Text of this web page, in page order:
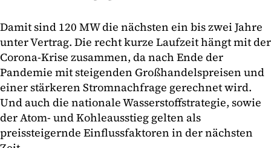
Damit sind 120 MW die nächsten ein bis zwei Jahre
unter Vertrag. Die recht kurze Laufzeit hängt mit der
Corona-Krise zusammen, da nach Ende der
Pandemie mit steigenden Großhandelspreisen und
einer stärkeren Stromnachfrage gerechnet wird.
Und auch die nationale Wasserstoffstrategie, sowie
der Atom- und Kohleausstieg gelten als
preissteigernde Einflussfaktoren in der nächsten